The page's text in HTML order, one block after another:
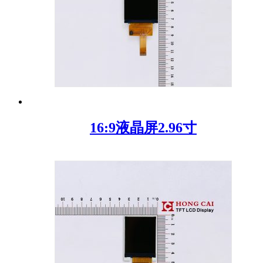
16:9液晶屏2.96寸